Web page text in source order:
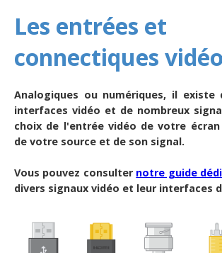
Les entrées et
connectiques vidéo
Analogiques ou numériques, il existe
interfaces vidéo et de nombreux
choix de l'entrée vidéo de votre écran
de votre source et de son signal.
Vous pouvez consulter notre guide
divers signaux vidéo et leur interfaces